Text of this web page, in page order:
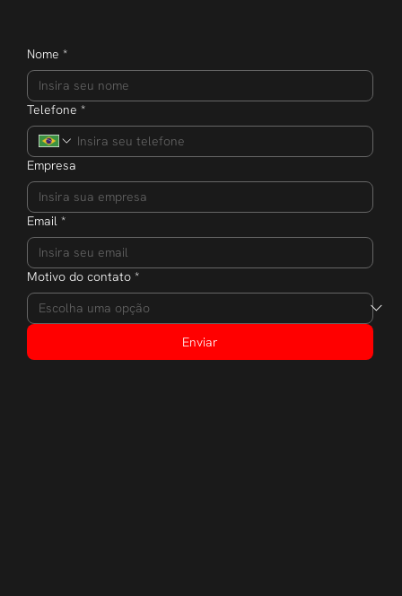
Nome *
Telefone *
Empresa
Email *
Motivo do contato *
Enviar